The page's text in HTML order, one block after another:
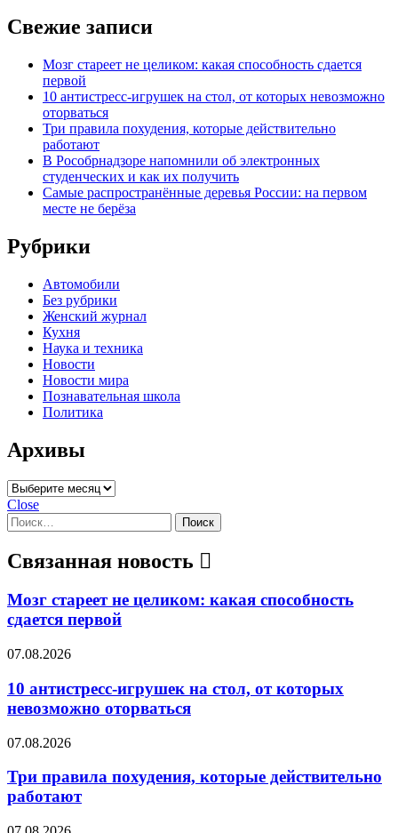
Свежие записи
Мозг стареет не целиком: какая способность сдается
первой
10 антистресс-игрушек на стол, от которых невозможно
оторваться
Три правила похудения, которые действительно
работают
В Рособрнадзоре напомнили об электронных
студенческих и как их получить
Самые распространённые деревья России: на первом
месте не берёза
Рубрики
Автомобили
Без рубрики
Женский журнал
Кухня
Наука и техника
Новости
Новости мира
Познавательная школа
Политика
Архивы
Архивы
Close
Найти:
Связанная новость
Мозг стареет не целиком: какая способность
сдается первой
07.08.2026
10 антистресс-игрушек на стол, от которых
невозможно оторваться
07.08.2026
Три правила похудения, которые действительно
работают